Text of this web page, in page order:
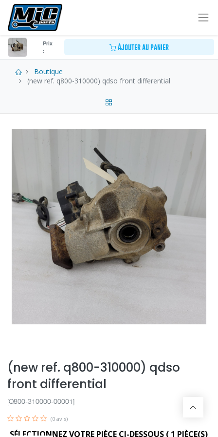
Prix
:
Ajouter au panier
Boutique
(new ref. q800-310000) qdso front differential
(new ref. q800-310000) qdso
front differential
[Q800-310000-00001]
(0 avis)
SÉLECTIONNEZ VOTRE PIÈCE CI-DESSOUS ( 1 PIÈCE(S)